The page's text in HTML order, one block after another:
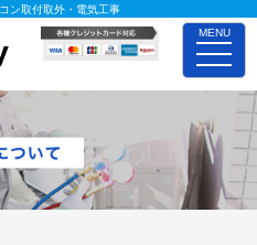
MENU
toggle
ン取付取外・電気工事